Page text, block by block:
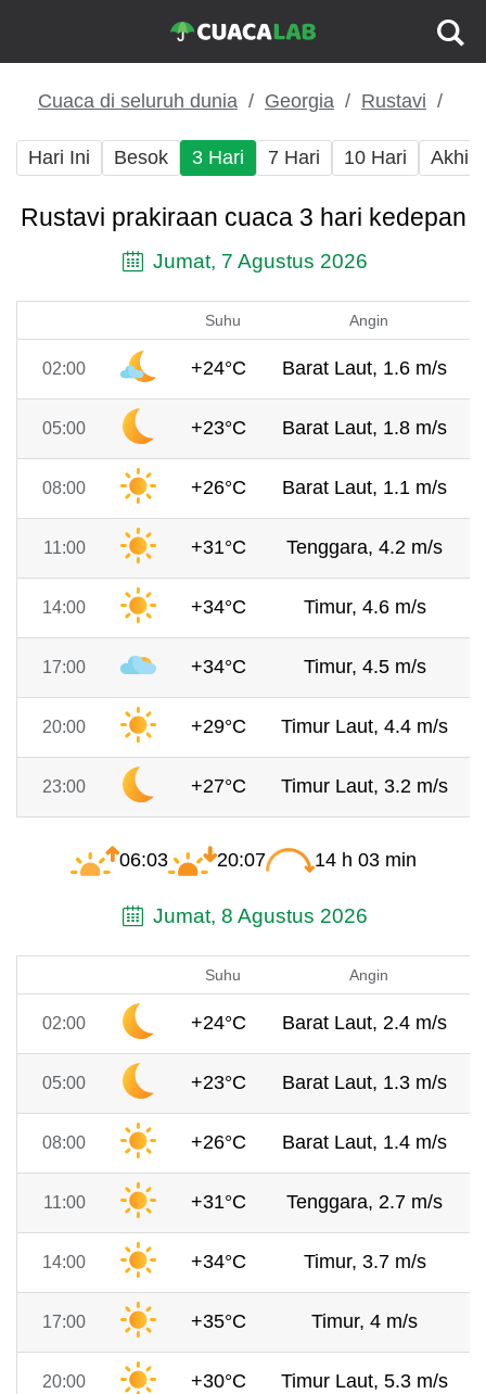
Cuaca di seluruh dunia Georgia Rustavi
Hari Ini Besok 3 Hari 7 Hari 10 Hari Akhir
Rustavi prakiraan cuaca 3 hari kedepan
Jumat, 7 Agustus 2026
Suhu Angin
02:00 +24°C Barat Laut, 1.6 m/s
05:00 +23°C Barat Laut, 1.8 m/s
08:00 +26°C Barat Laut, 1.1 m/s
11:00 +31°C Tenggara, 4.2 m/s
14:00 +34°C Timur, 4.6 m/s
17:00 +34°C Timur, 4.5 m/s
20:00 +29°C Timur Laut, 4.4 m/s
23:00 +27°C Timur Laut, 3.2 m/s
06:03 20:07 14 h 03 min
Jumat, 8 Agustus 2026
Suhu Angin
02:00 +24°C Barat Laut, 2.4 m/s
05:00 +23°C Barat Laut, 1.3 m/s
08:00 +26°C Barat Laut, 1.4 m/s
11:00 +31°C Tenggara, 2.7 m/s
14:00 +34°C Timur, 3.7 m/s
17:00 +35°C Timur, 4 m/s
20:00 +30°C Timur Laut, 5.3 m/s